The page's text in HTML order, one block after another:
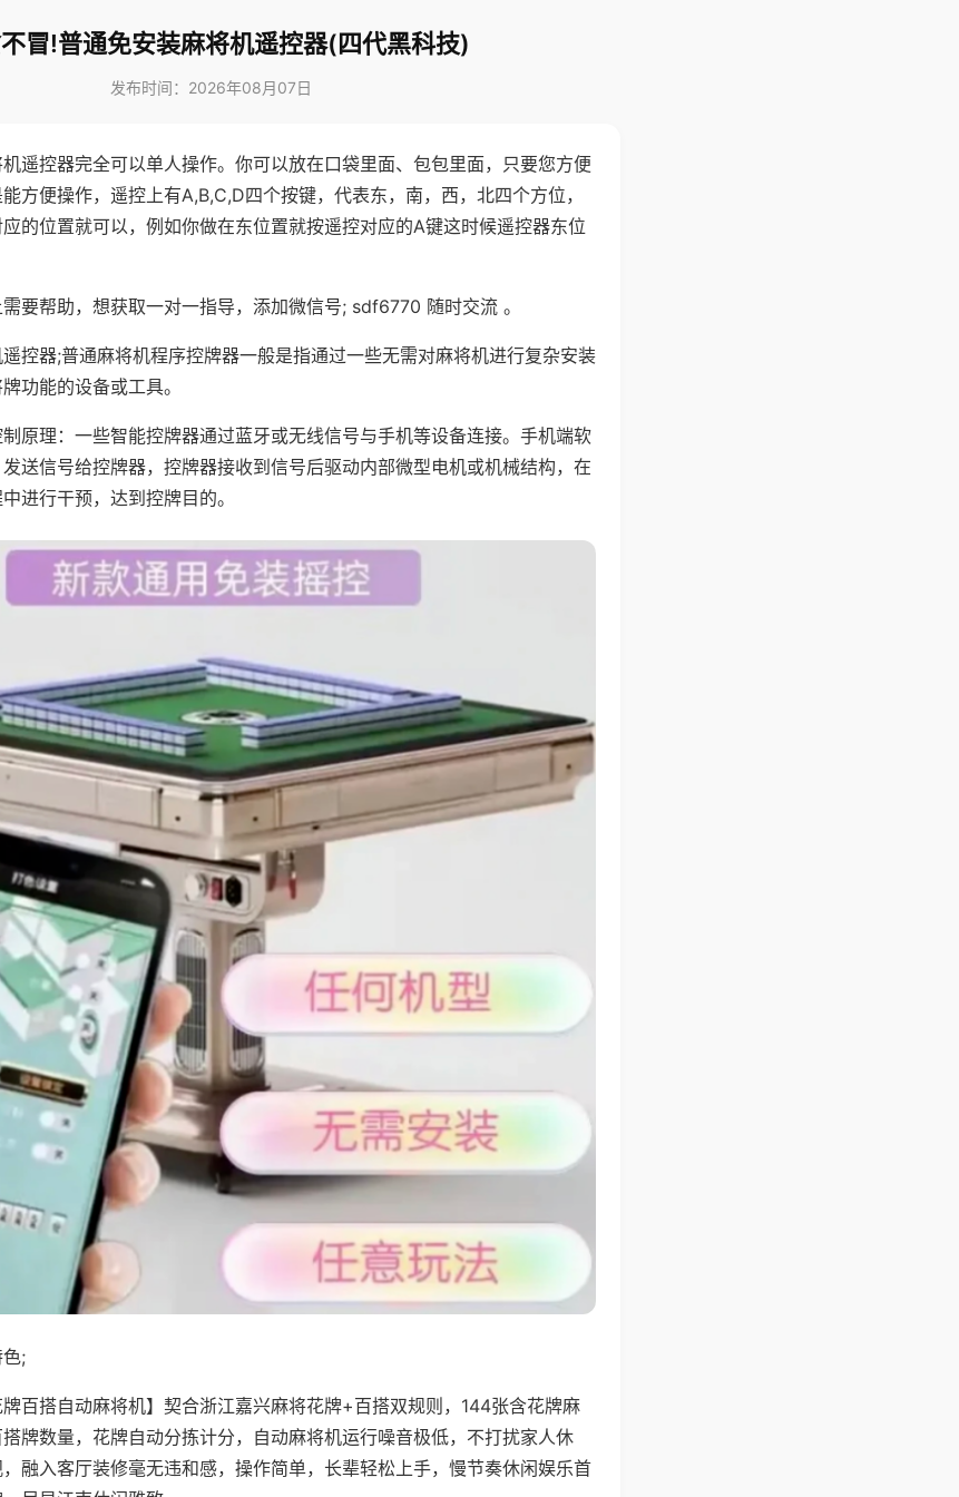
冒!普通免安装麻将机遥控器(四代黑科技)
发布时间：2026年08月07日
遥控器完全可以单人操作。你可以放在口袋里面、包包里面，只要您方便
方便操作，遥控上有A,B,C,D四个按键，代表东，南，西，北四个方位，
的位置就可以，例如你做在东位置就按遥控对应的A键这时候遥控器东位
要帮助，想获取一对一指导，添加微信号; sdf6770 随时交流 。
控器;普通麻将机程序控牌器一般是指通过一些无需对麻将机进行复杂安装
功能的设备或工具。
原理：一些智能控牌器通过蓝牙或无线信号与手机等设备连接。手机端软
送信号给控牌器，控牌器接收到信号后驱动内部微型电机或机械结构，在
进行干预，达到控牌目的。
;
牌百搭自动麻将机】契合浙江嘉兴麻将花牌+百搭双规则，144张含花牌麻
牌数量，花牌自动分拣计分，自动麻将机运行噪音极低，不打扰家人休
融入客厅装修毫无违和感，操作简单，长辈轻松上手，慢节奏休闲娱乐首